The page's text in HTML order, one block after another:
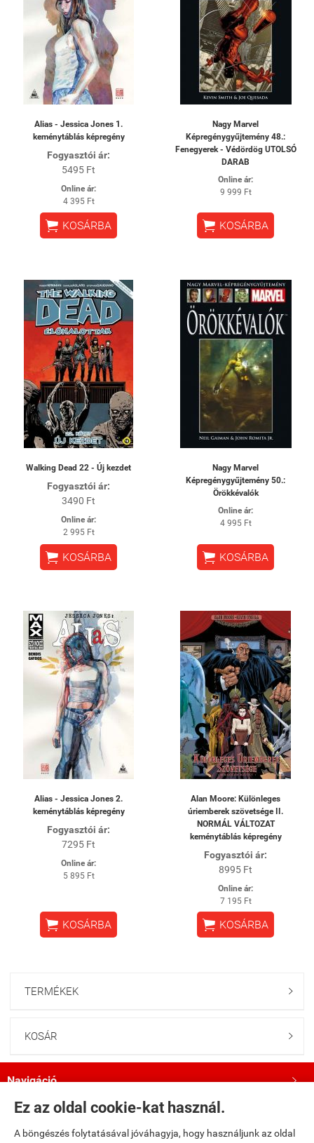
Ez az oldal cookie-kat használ.
A böngészés folytatásával jóváhagyja, hogy használjunk az oldal
Alias - Jessica Jones 1.
keménytáblás képregény
Fogyasztói ár:
5495 Ft
Online ár:
4 395 Ft
 KOSÁRBA
Nagy Marvel
Képregénygyűjtemény 48.:
Fenegyerek - Védördög UTOLSÓ
DARAB
Online ár:
9 999 Ft
 KOSÁRBA
Walking Dead 22 - Új kezdet
Fogyasztói ár:
3490 Ft
Online ár:
2 995 Ft
 KOSÁRBA
Nagy Marvel
Képregénygyűjtemény 50.:
Örökkévalók
Online ár:
4 995 Ft
 KOSÁRBA
Alias - Jessica Jones 2.
keménytáblás képregény
Fogyasztói ár:
7295 Ft
Online ár:
5 895 Ft
 KOSÁRBA
Alan Moore: Különleges
úriemberek szövetsége II.
NORMÁL VÁLTOZAT
keménytáblás képregény
Fogyasztói ár:
8995 Ft
Online ár:
7 195 Ft
 KOSÁRBA
TERMÉKEK 
KOSÁR 
Navigáció 
Saját fiók